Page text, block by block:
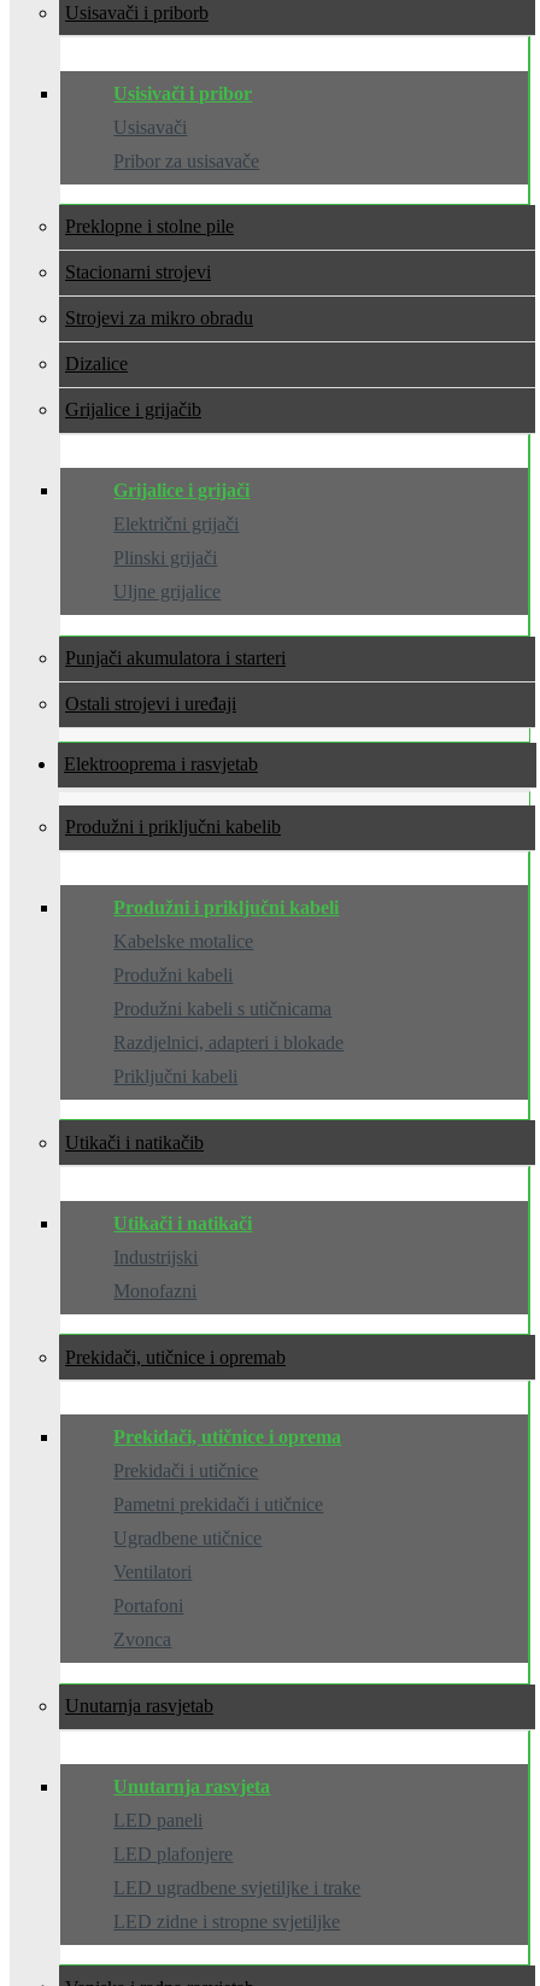
Usisavači i pribor
Usisivači i pribor
Usisavači
Pribor za usisavače
Preklopne i stolne pile
Stacionarni strojevi
Strojevi za mikro obradu
Dizalice
Grijalice i grijači
Grijalice i grijači
Električni grijači
Plinski grijači
Uljne grijalice
Punjači akumulatora i starteri
Ostali strojevi i uređaji
Elektrooprema i rasvjeta
Produžni i priključni kabeli
Produžni i priključni kabeli
Kabelske motalice
Produžni kabeli
Produžni kabeli s utičnicama
Razdjelnici, adapteri i blokade
Priključni kabeli
Utikači i natikači
Utikači i natikači
Industrijski
Monofazni
Prekidači, utičnice i oprema
Prekidači, utičnice i oprema
Prekidači i utičnice
Pametni prekidači i utičnice
Ugradbene utičnice
Ventilatori
Portafoni
Zvonca
Unutarnja rasvjeta
Unutarnja rasvjeta
LED paneli
LED plafonjere
LED ugradbene svjetiljke i trake
LED zidne i stropne svjetiljke